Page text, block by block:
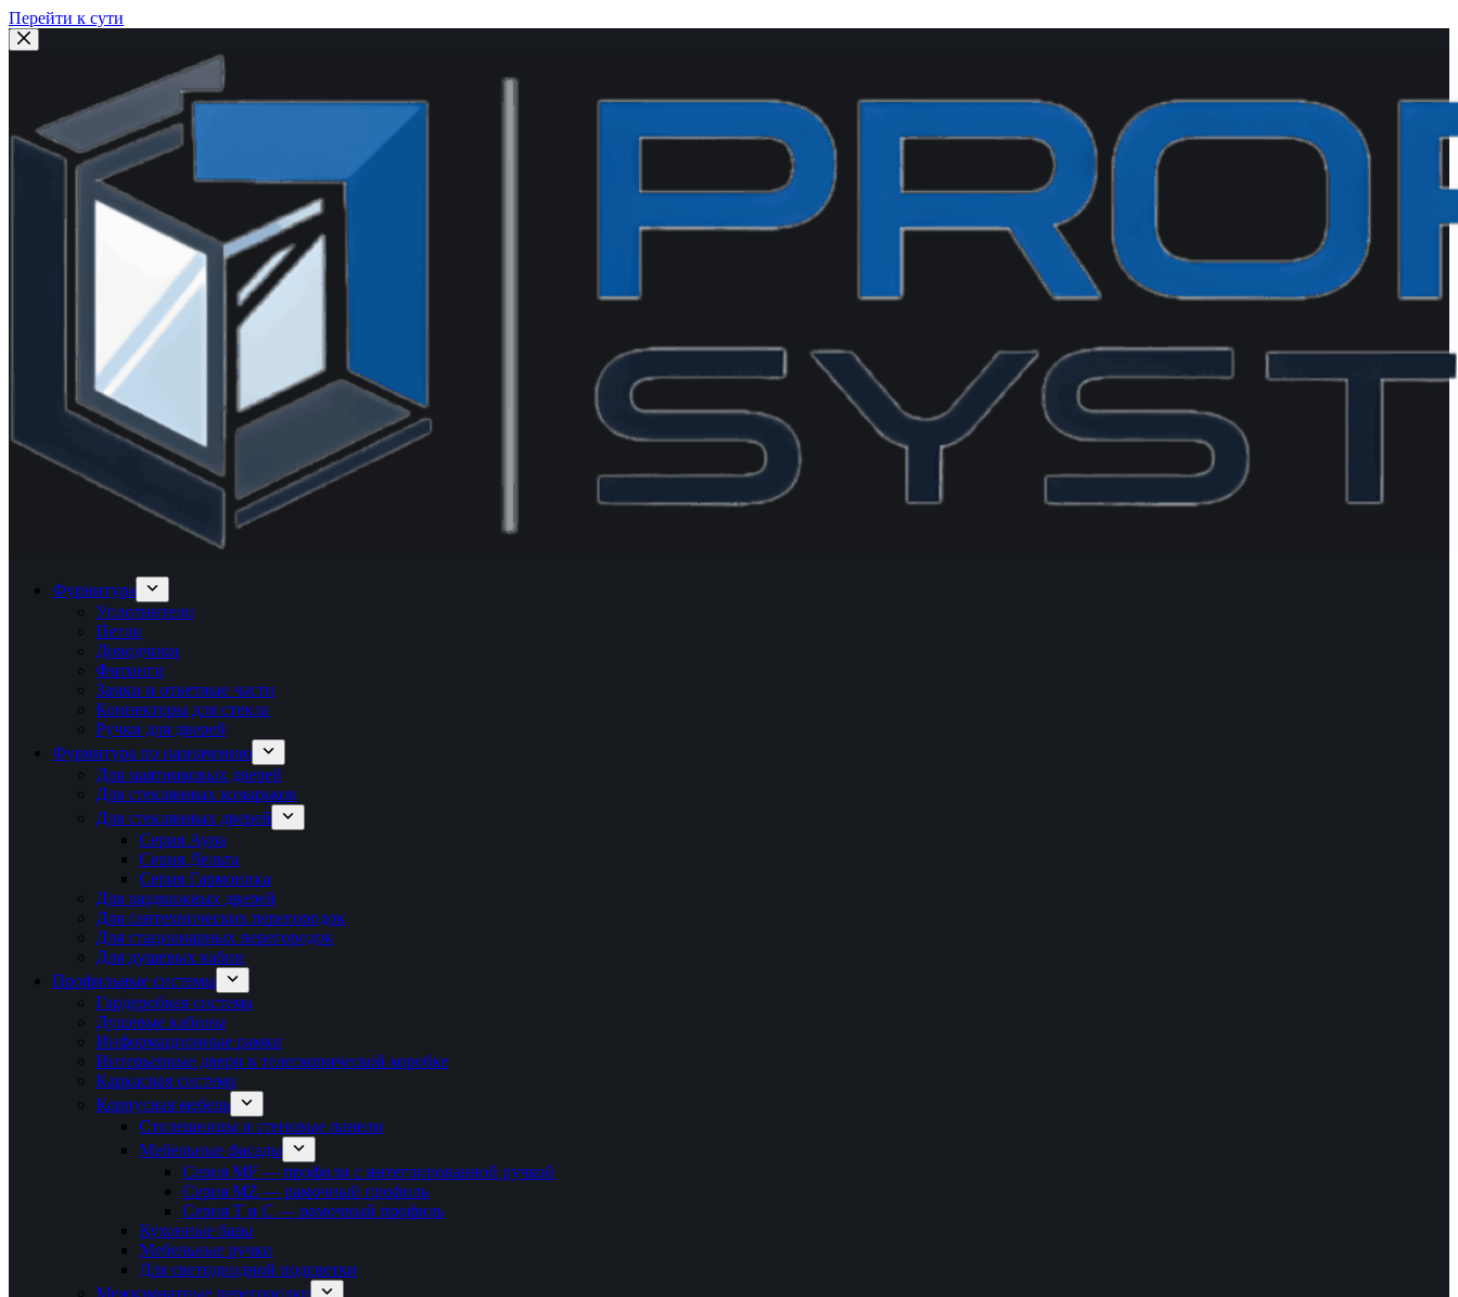
Перейти к сути
Фурнитура
Уплотнители
Петли
Доводчики
Фитинги
Замки и ответные части
Коннекторы для стекла
Ручки для дверей
Фурнитура по назначению
Для маятниковых дверей
Для стеклянных козырьков
Для стеклянных дверей
Серия Аура
Серия Дельта
Серия Гармоника
Для раздвижных дверей
Для сантехнических перегородок
Для стационарных перегородок
Для душевых кабин
Профильные системы
Гардеробная система
Душевые кабины
Информационные рамки
Интерьерные двери в телескопической коробке
Каркасная система
Корпусная мебель
Столешницы и стеновые панели
Мебельные фасады
Серия MF — профили с интегрированной ручкой
Серия MZ — рамочный профиль
Серия T и C — рамочный профиль
Кухонные базы
Мебельные ручки
Для светодиодной подсветки
Межкомнатные перегородки